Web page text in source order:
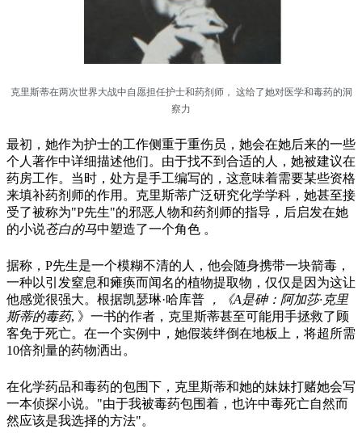
克里斯蒂在两次世界大战中自愿担任护士和药剂师， 这给了她对医学和毒药的洞
察力
最初，她作为护士的工作侧重于重伤员，她会在她后来的一些
个人著作中详细描述他们。由于找不到合适的人，她被建议在
药房工作。当时，处方是手工编写的，这意味着需要某些资格
来填补药剂师的作用。克里斯蒂广泛研究化学学科，她甚至接
受了被称为"P先生"的邪恶人物和药剂师的指导，后启发在她
的小说苍白的马中塑造了一个角色 。
据称，P先生是一个模糊不清的人，他会随身携带一块箭毒，
一种以引发窒息和瘫痪而闻名的植物提取物，仅仅是因为这让
他感觉很强大。根据凯瑟琳·哈库普
，《A是砷：阿加莎·克里
斯蒂的毒药, 》一书的作者，克里斯蒂甚至可能用手拯救了顾
客免于死亡。在一个实例中，她假装绊倒在地板上，将超所需
10倍剂量的药物洒出。
在化学药品和毒药的包围下，克里斯蒂和她的妹妹打赌她会写
一本侦探小说。"由于我被毒药包围着，也许中毒死亡自然而
然应该是我选择的方法"。